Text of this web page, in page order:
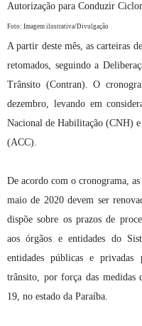
Autorização para Conduzir
Foto: Imagem ilustrativa/Divulgação
A partir deste mês, as carteiras
retomados, seguindo a
Trânsito (Contran). O
dezembro, levando em
Nacional de Habilitação (CNH)
(ACC).
De acordo com o cronograma,
maio de 2020 devem ser
dispõe sobre os prazos de
aos órgãos e entidades do
entidades públicas e privadas
trânsito, por força das medidas
19, no estado da Paraíba.